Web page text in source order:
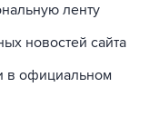
ленту
новостей сайта
в официальном